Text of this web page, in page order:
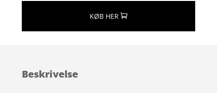
KØB HER
Beskrivelse